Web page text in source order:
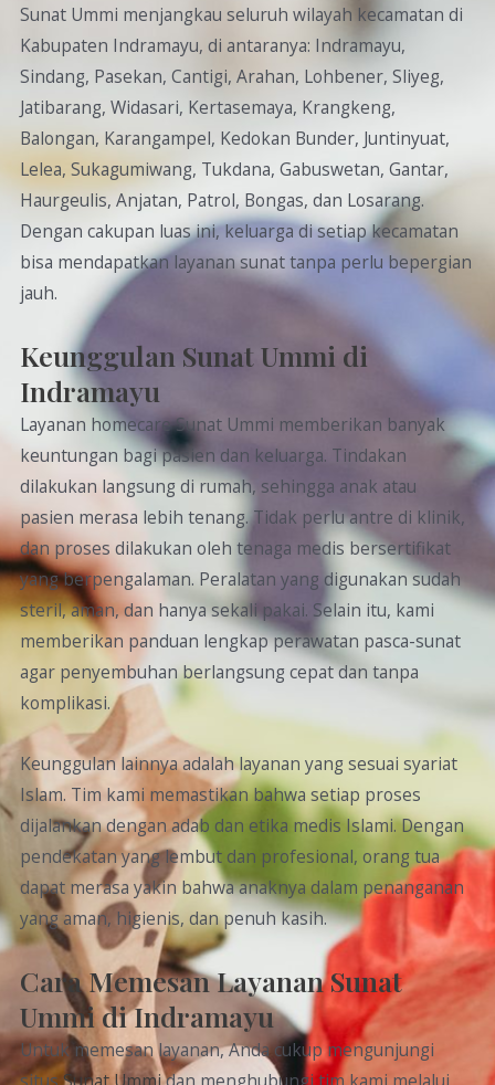
Sunat Ummi menjangkau seluruh wilayah kecamatan di
Kabupaten Indramayu, di antaranya: Indramayu,
Sindang, Pasekan, Cantigi, Arahan, Lohbener, Sliyeg,
Jatibarang, Widasari, Kertasemaya, Krangkeng,
Balongan, Karangampel, Kedokan Bunder, Juntinyuat,
Lelea, Sukagumiwang, Tukdana, Gabuswetan, Gantar,
Haurgeulis, Anjatan, Patrol, Bongas, dan Losarang.
Dengan cakupan luas ini, keluarga di setiap kecamatan
bisa mendapatkan layanan sunat tanpa perlu bepergian
jauh.
Keunggulan Sunat Ummi di
Indramayu
Layanan homecare Sunat Ummi memberikan banyak
keuntungan bagi pasien dan keluarga. Tindakan
dilakukan langsung di rumah, sehingga anak atau
pasien merasa lebih tenang. Tidak perlu antre di klinik,
dan proses dilakukan oleh tenaga medis bersertifikat
yang berpengalaman. Peralatan yang digunakan sudah
steril, aman, dan hanya sekali pakai. Selain itu, kami
memberikan panduan lengkap perawatan pasca-sunat
agar penyembuhan berlangsung cepat dan tanpa
komplikasi.
Keunggulan lainnya adalah layanan yang sesuai syariat
Islam. Tim kami memastikan bahwa setiap proses
dijalankan dengan adab dan etika medis Islami. Dengan
pendekatan yang lembut dan profesional, orang tua
dapat merasa yakin bahwa anaknya dalam penanganan
yang aman, higienis, dan penuh kasih.
Cara Memesan Layanan Sunat
Ummi di Indramayu
Untuk memesan layanan, Anda cukup mengunjungi